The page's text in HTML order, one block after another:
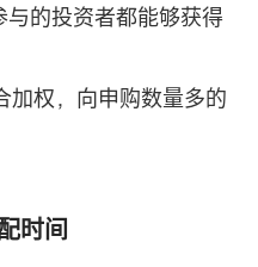
与的投资者都能够获得
加权，向申购数量多的
时间